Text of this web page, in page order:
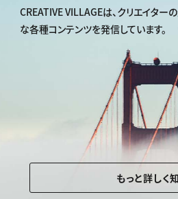
CREATIVE VILLAGEは、クリエイター
な各種コンテンツを発信しています。
もっと詳しく